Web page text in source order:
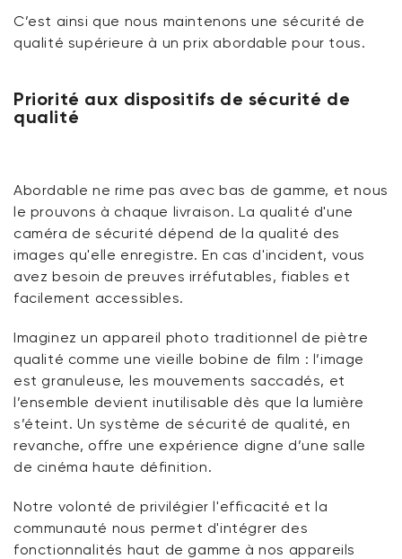
C’est ainsi que nous maintenons une sécurité de
qualité supérieure à un prix abordable pour tous.
Priorité aux dispositifs de sécurité de
qualité
Abordable ne rime pas avec bas de gamme, et nous
le prouvons à chaque livraison. La qualité d'une
caméra de sécurité dépend de la qualité des
images qu'elle enregistre. En cas d'incident, vous
avez besoin de preuves irréfutables, fiables et
facilement accessibles.
Imaginez un appareil photo traditionnel de piètre
qualité comme une vieille bobine de film : l’image
est granuleuse, les mouvements saccadés, et
l’ensemble devient inutilisable dès que la lumière
s’éteint. Un système de sécurité de qualité, en
revanche, offre une expérience digne d’une salle
de cinéma haute définition.
Notre volonté de privilégier l'efficacité et la
communauté nous permet d'intégrer des
fonctionnalités haut de gamme à nos appareils